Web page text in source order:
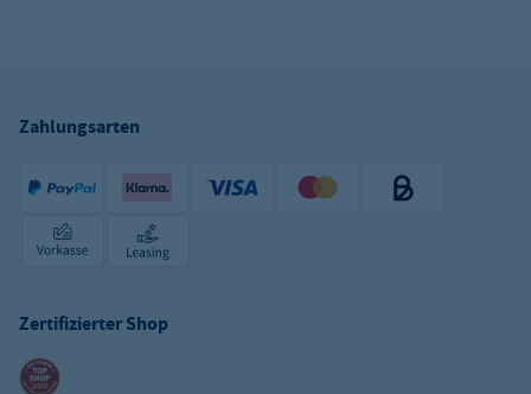
Zahlungsarten
Zertifizierter Shop